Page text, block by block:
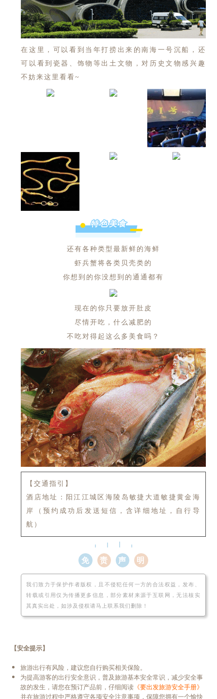
在这里，可以看到当年打捞出来的南海一号沉船，还
可以看到瓷器、饰物等出土文物，对历史文物感兴趣
不妨来这里看看~
特色美食
还有各种类型最新鲜的海鲜
虾兵蟹将各类贝壳类的
你想到的你没想到的通通都有
现在的你只要放开肚皮
尽情开吃，什么减肥的
不吃对得起这么多美食吗？
【交通指引】
酒店地址：阳江江城区海陵岛敏捷大道敏捷黄金海
岸（预约成功后发送短信，含详细地址，自行导
航）
免 责 声 明
我们致力于保护作者版权，且不侵犯任何一方的合法权益，发布、
转载或引用仅为传播更多信息，部分素材来源于互联网，无法核实
其真实出处，如涉及侵权请马上联系我们删除！
【安全提示】
旅游出行有风险，建议您自行购买相关保险。
为提高游客的出行安全意识，普及旅游基本安全常识，减少安全事
故的发生，请您在预订产品前，仔细阅读 《要出发旅游安全手册》
并在旅游过程中严格遵守各项安全注意事项，保障您拥有一个愉快